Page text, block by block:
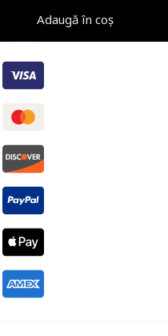
Adaugă în coș